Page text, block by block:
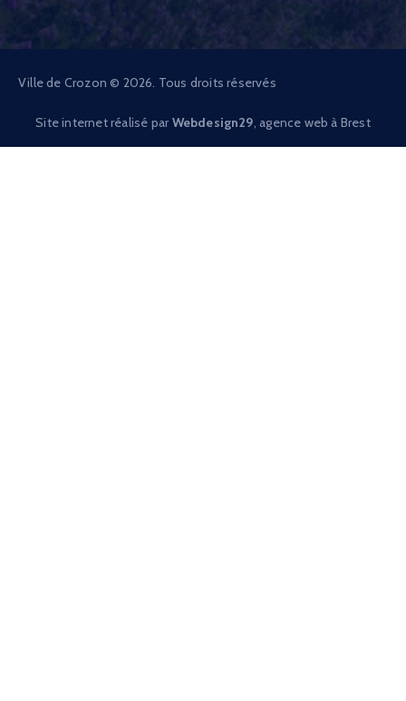
Ville de Crozon © 2026. Tous droits réservés
Site internet réalisé par Webdesign29 , agence web à Brest